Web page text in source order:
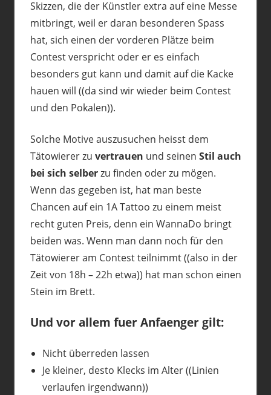
Skizzen, die der Künstler extra auf eine Messe
mitbringt, weil er daran besonderen Spass
hat, sich einen der vorderen Plätze beim
Contest verspricht oder er es einfach
besonders gut kann und damit auf die Kacke
hauen will ((da sind wir wieder beim Contest
und den Pokalen)).
Solche Motive auszusuchen heisst dem
Tätowierer zu vertrauen und seinen Stil auch
bei sich selberzu finden oder zu mögen.
Wenn das gegeben ist, hat man beste
Chancen auf ein 1A Tattoo zu einem meist
recht guten Preis, denn ein WannaDo bringt
beiden was. Wenn man dann noch für den
Tätowierer am Contest teilnimmt ((also in der
Zeit von 18h – 22h etwa)) hat man schon einen
Stein im Brett.
Und vor allem fuer Anfaenger gilt:
Nicht überreden lassen
Je kleiner, desto Klecks im Alter ((Linien
verlaufen irgendwann))